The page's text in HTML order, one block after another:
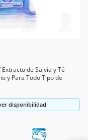
de Salvia y Té
y Para Todo Tipo de
disponibilidad